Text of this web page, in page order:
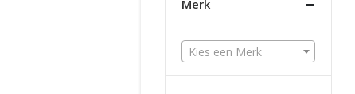
Merk
Kies een Merk